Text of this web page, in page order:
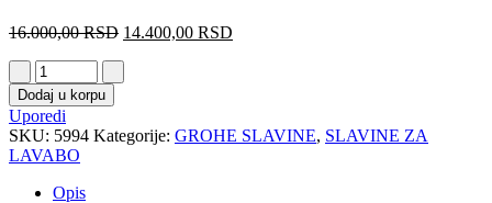
16.000,00RSD 14.400,00 RSD
Dodaj u korpu
Uporedi
SKU: 5994 Kategorije: GROHE SLAVINE, SLAVINE ZA
LAVABO
Opis